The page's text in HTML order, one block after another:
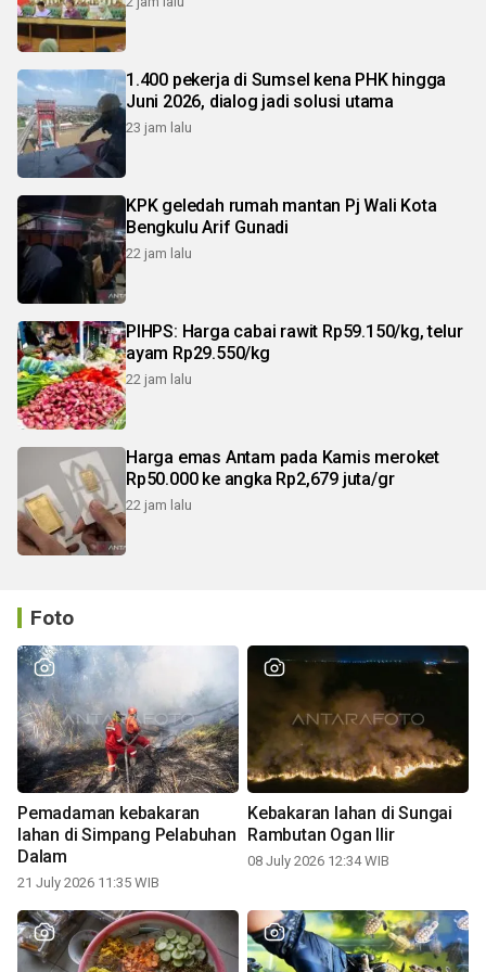
1.400 pekerja di Sumsel kena PHK hingga
Juni 2026, dialog jadi solusi utama
23 jam lalu
KPK geledah rumah mantan Pj Wali Kota
Bengkulu Arif Gunadi
22 jam lalu
PIHPS: Harga cabai rawit Rp59.150/kg, telur
ayam Rp29.550/kg
22 jam lalu
Harga emas Antam pada Kamis meroket
Rp50.000 ke angka Rp2,679 juta/gr
22 jam lalu
Foto
Pemadaman kebakaran
lahan di Simpang Pelabuhan
Dalam
21 July 2026 11:35 WIB
Kebakaran lahan di Sungai
Rambutan Ogan Ilir
08 July 2026 12:34 WIB